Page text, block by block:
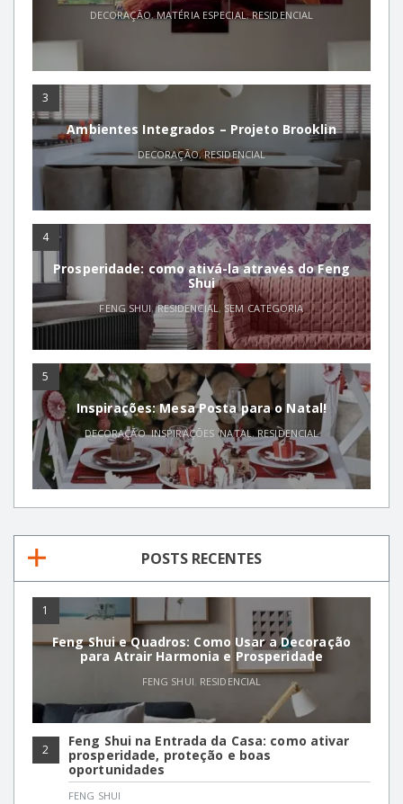
DECORAÇÃO,MATÉRIA ESPECIAL,RESIDENCIAL
3
Ambientes Integrados – Projeto Brooklin
DECORAÇÃO,RESIDENCIAL
4
Prosperidade: como ativá-la através do Feng
Shui
FENG SHUI,RESIDENCIAL,SEM CATEGORIA
5
Inspirações: Mesa Posta para o Natal!
DECORAÇÃO,INSPIRAÇÕES ,NATAL,RESIDENCIAL
POSTS RECENTES
1
Feng Shui e Quadros: Como Usar a Decoração
para Atrair Harmonia e Prosperidade
FENG SHUI, RESIDENCIAL
2
Feng Shui na Entrada da Casa: como ativar
prosperidade, proteção e boas
oportunidades
FENG SHUI